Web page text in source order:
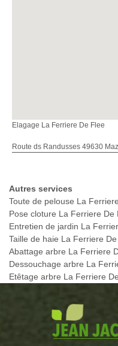
Elagage La Ferriere De Flee
Route ds Randusses 49630
Autres services
Toute de pelouse La
Pose cloture La Ferriere De
Entretien de jardin La
Taille de haie La Ferriere
Abattage arbre La Ferriere
Dessouchage arbre La
Etêtage arbre La Ferriere